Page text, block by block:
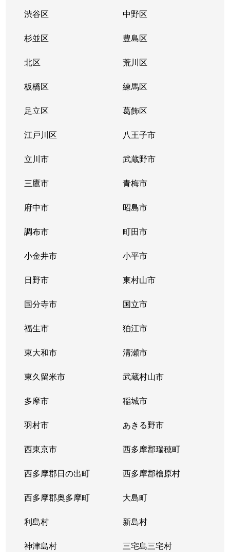
渋谷区 中野区
杉並区 豊島区
北区 荒川区
板橋区 練馬区
足立区 葛飾区
江戸川区 八王子市
立川市 武蔵野市
三鷹市 青梅市
府中市 昭島市
調布市 町田市
小金井市 小平市
日野市 東村山市
国分寺市 国立市
福生市 狛江市
東大和市 清瀬市
東久留米市 武蔵村山市
多摩市 稲城市
羽村市 あきる野市
西東京市 西多摩郡瑞穂町
西多摩郡日の出町 西多摩郡檜原村
西多摩郡奥多摩町 大島町
利島村 新島村
神津島村 三宅島三宅村